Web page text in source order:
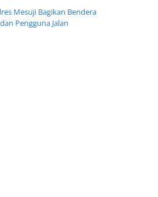
Mesuji Bagikan Bendera
Pengguna Jalan